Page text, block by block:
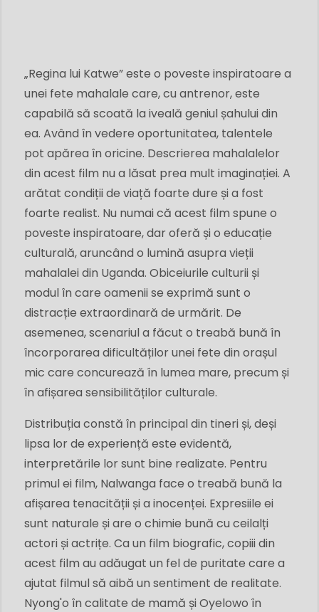
„Regina lui Katwe” este o poveste inspiratoare a
unei fete mahalale care, cu antrenor, este
capabilă să scoată la iveală geniul șahului din
ea. Având în vedere oportunitatea, talentele
pot apărea în oricine. Descrierea mahalalelor
din acest film nu a lăsat prea mult imaginației. A
arătat condiții de viață foarte dure și a fost
foarte realist. Nu numai că acest film spune o
poveste inspiratoare, dar oferă și o educație
culturală, aruncând o lumină asupra vieții
mahalalei din Uganda. Obiceiurile culturii și
modul în care oamenii se exprimă sunt o
distracție extraordinară de urmărit. De
asemenea, scenariul a făcut o treabă bună în
încorporarea dificultăților unei fete din orașul
mic care concurează în lumea mare, precum și
în afișarea sensibilităților culturale.
Distribuția constă în principal din tineri și, deși
lipsa lor de experiență este evidentă,
interpretările lor sunt bine realizate. Pentru
primul ei film, Nalwanga face o treabă bună la
afișarea tenacității și a inocenței. Expresiile ei
sunt naturale și are o chimie bună cu ceilalți
actori și actrițe. Ca un film biografic, copiii din
acest film au adăugat un fel de puritate care a
ajutat filmul să aibă un sentiment de realitate.
Nyong'o în calitate de mamă și Oyelowo în